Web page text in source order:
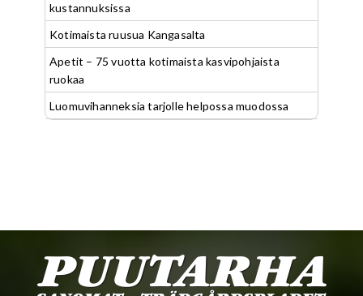
kustannuksissa
Kotimaista ruusua Kangasalta
Apetit – 75 vuotta kotimaista kasvipohjaista
ruokaa
Luomuvihanneksia tarjolle helpossa muodossa